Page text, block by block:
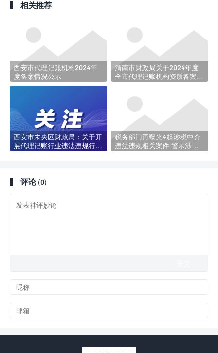
相关推荐
西安市代理记账机构2024年
度备案情况公示
渭南市财政局关于2024年度
全市代理记账机构资质备案情
西安市未央区财政局​：关于开
展代理记账行业违法违规行为
税务部门再曝光4起涉税中介
违法违规相关案件 警示涉税
评论 (0)